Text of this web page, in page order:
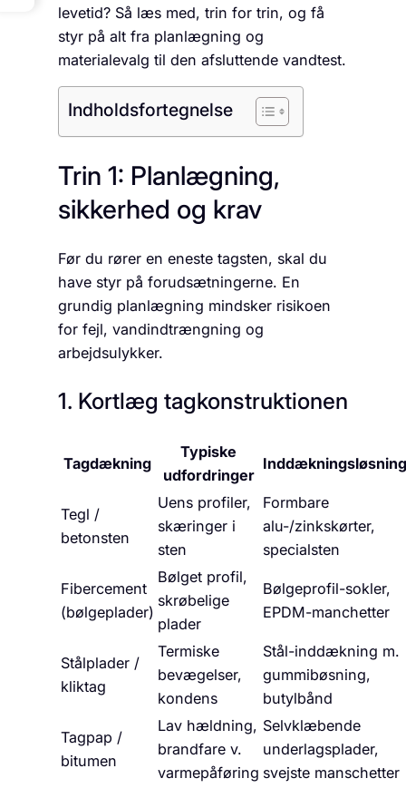
levetid? Så læs med, trin for trin, og få
styr på alt fra planlægning og
materialevalg til den afsluttende vandtest.
Indholdsfortegnelse
Trin 1: Planlægning,
sikkerhed og krav
Før du rører en eneste tagsten, skal du
have styr på forudsætningerne. En
grundig planlægning mindsker risikoen
for fejl, vandindtrængning og
arbejdsulykker.
1. Kortlæg tagkonstruktionen
Tagdækning
Typiske
udfordringer
Tegl /
betonsten
Uens profiler,
skæringer i
sten
Formbare
alu-/zinkskørter,
specialsten
Fibercement
(bølgeplader)
Bølget profil,
skrøbelige
plader
Bølgeprofil-sokler,
EPDM-manchetter
Stålplader /
kliktag
Termiske
bevægelser,
kondens
Stål-inddækning m.
gummibøsning,
butylbånd
Tagpap /
bitumen
Lav hældning,
brandfare v.
varmepåføring
Selvklæbende
underlagsplader,
svejste manschetter